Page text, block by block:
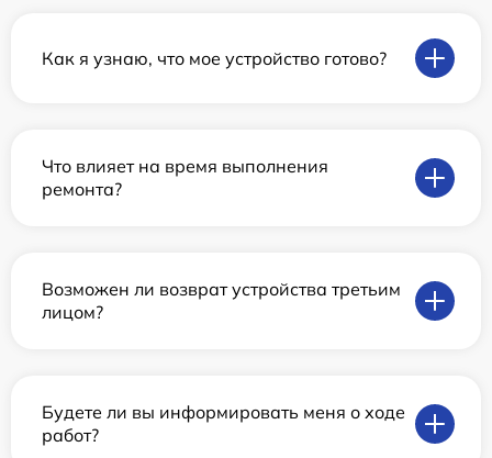
Как я узнаю, что мое устройство готово?
Что влияет на время выполнения
ремонта?
Возможен ли возврат устройства третьим
лицом?
Будете ли вы информировать меня о ходе
работ?